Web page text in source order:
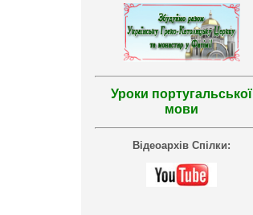
Уроки португальської
мови
Відеоархів Спілки: